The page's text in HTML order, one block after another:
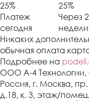
25%
Платеж
сегодня
25%
Через 2
недели
Никаких
обычная оплата
Подробнее на
ООО А-4 Технологии,
Россия, г. Москва,
д.18, к. 3, этаж/